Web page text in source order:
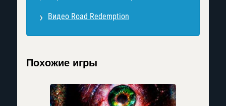
Видео Road Redemption
Похожие игры